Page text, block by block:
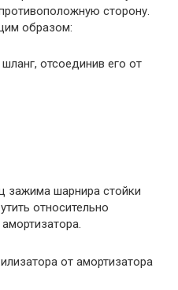
сторону.
образом:
отсоединив его от
зажима шарнира стойки
относительно